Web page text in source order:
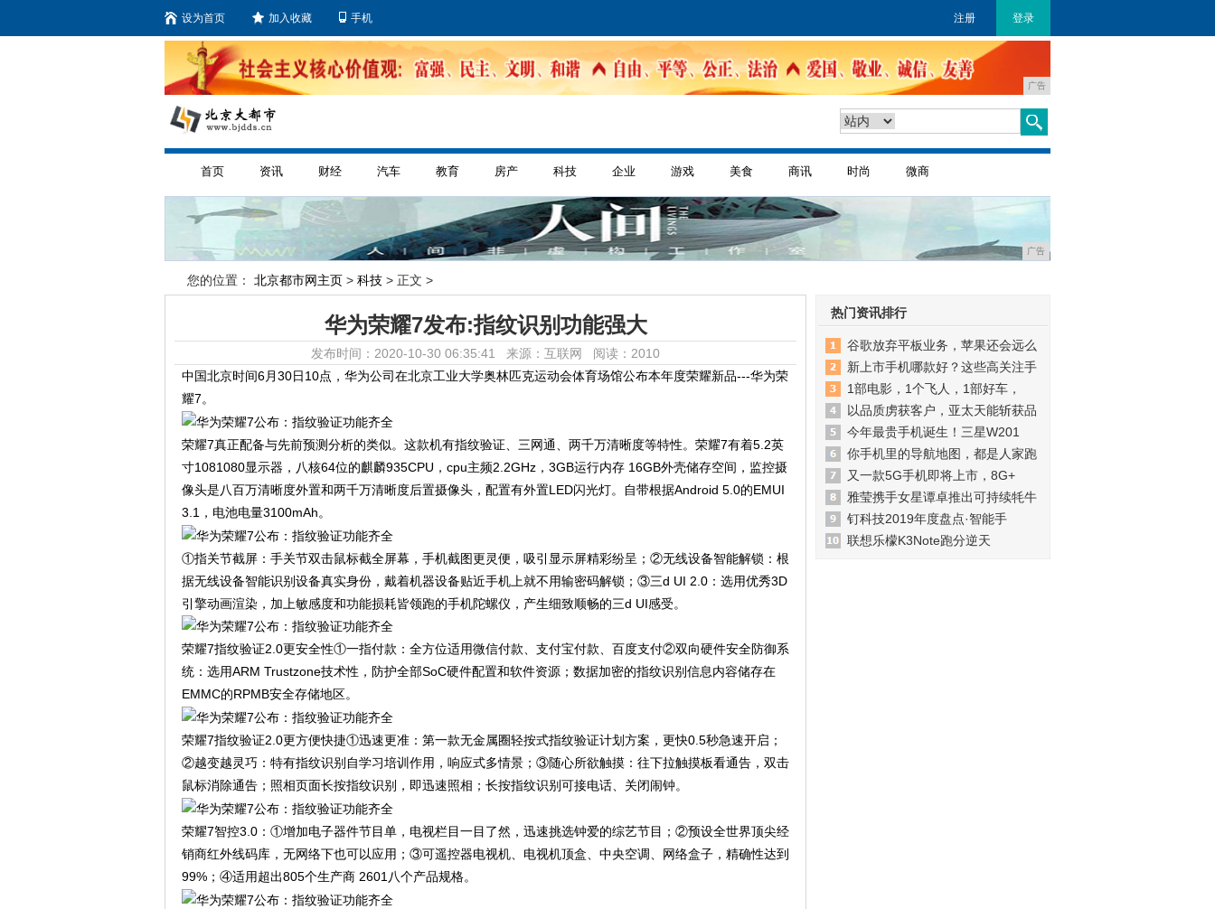
设为首页 加入收藏 手机 注册 登录
广告
首页 资讯 财经 汽车 教育 房产 科技 企业 游戏 美食 商讯 时尚 微商
广告
您的位置： 北京都市网主页 > 科技 > 正文 >
华为荣耀7发布:指纹识别功能强大
发布时间：2020-10-30 06:35:41 来源：互联网 阅读：2010
中国北京时间6月30日10点，华为公司在北京工业大学奥林匹克运动会体育场馆公布本年度荣耀新品---华为荣
耀7。
荣耀7真正配备与先前预测分析的类似。这款机有指纹验证、三网通、两千万清晰度等特性。荣耀7有着5.2英
寸1081080显示器，八核64位的麒麟935CPU，cpu主频2.2GHz，3GB运行内存 16GB外壳储存空间，监控摄
像头是八百万清晰度外置和两千万清晰度后置摄像头，配置有外置LED闪光灯。自带根据Android 5.0的EMUI
3.1，电池电量3100mAh。
①指关节截屏：手关节双击鼠标截全屏幕，手机截图更灵便，吸引显示屏精彩纷呈；②无线设备智能解锁：根
据无线设备智能识别设备真实身份，戴着机器设备贴近手机上就不用输密码解锁；③三d UI 2.0：选用优秀3D
引擎动画渲染，加上敏感度和功能损耗皆领跑的手机陀螺仪，产生细致顺畅的三d UI感受。
荣耀7指纹验证2.0更安全性①一指付款：全方位适用微信付款、支付宝付款、百度支付②双向硬件安全防御系
统：选用ARM Trustzone技术性，防护全部SoC硬件配置和软件资源；数据加密的指纹识别信息内容储存在
EMMC的RPMB安全存储地区。
荣耀7指纹验证2.0更方便快捷①迅速更准：第一款无金属圈轻按式指纹验证计划方案，更快0.5秒急速开启；
②越变越灵巧：特有指纹识别自学习培训作用，响应式多情景；③随心所欲触摸：往下拉触摸板看通告，双击
鼠标消除通告；照相页面长按指纹识别，即迅速照相；长按指纹识别可接电话、关闭闹钟。
荣耀7智控3.0：①增加电子器件节目单，电视栏目一目了然，迅速挑选钟爱的综艺节目；②预设全世界顶尖经
销商红外线码库，无网络下也可以应用；③可遥控器电视机、电视机顶盒、中央空调、网络盒子，精确性达到
99%；④适用超出805个生产商 2601八个产品规格。
热门资讯排行
谷歌放弃平板业务，苹果还会远么
新上市手机哪款好？这些高关注手
1部电影，1个飞人，1部好车，
以品质虏获客户，亚太天能斩获品
今年最贵手机诞生！三星W201
你手机里的导航地图，都是人家跑
又一款5G手机即将上市，8G+
雅莹携手女星谭卓推出可持续牦牛
钉科技2019年度盘点·智能手
联想乐檬K3Note跑分逆天